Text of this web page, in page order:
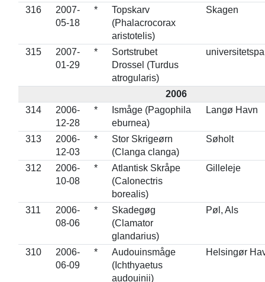
316
2007-
05-18
*
Topskarv
(Phalacrocorax
aristotelis)
Skagen
315
2007-
01-29
*
Sortstrubet
Drossel (Turdus
atrogularis)
2006
314
2006-
12-28
*
Ismåge (Pagophila
eburnea)
Langø Havn
313
2006-
12-03
*
Stor Skrigeørn
(Clanga clanga)
Søholt
312
2006-
10-08
*
Atlantisk Skråpe
(Calonectris
borealis)
Gilleleje
311
2006-
08-06
*
Skadegøg
(Clamator
glandarius)
Pøl, Als
310
2006-
06-09
*
Audouinsmåge
(Ichthyaetus
audouinii)
Helsingør